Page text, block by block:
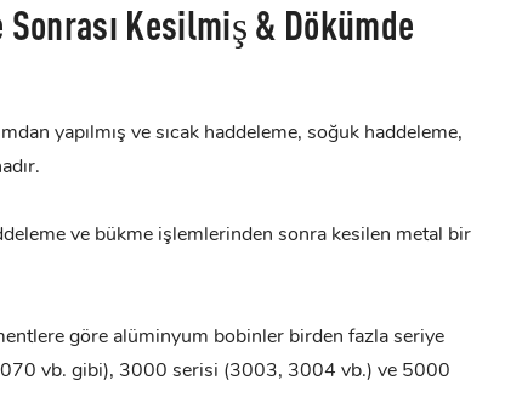
Kesilmiş & Dökümde
yapılmış ve sıcak haddeleme, soğuk haddeleme,
ve bükme işlemlerinden sonra kesilen metal bir
göre alüminyum bobinler birden fazla seriye
vb. gibi), 3000 serisi (3003, 3004 vb.) ve 5000